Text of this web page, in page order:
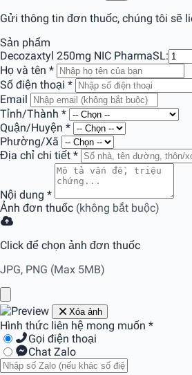
Gửi thông tin đơn thuốc, chúng tôi sẽ
Sản phẩm
Decozaxtyl 250mg NIC PharmaSL:
Họ và tên *
Số điện thoại *
Email
Tỉnh/Thành *
Quận/Huyện *
Phường/Xã
Địa chỉ chi tiết *
Nội dung *
Ảnh đơn thuốc (không bắt buộc)
Click để chọn ảnh đơn thuốc
JPG, PNG (Max 5MB)
Xóa ảnh
Hình thức liên hệ mong muốn *
Gọi điện thoại
Chat Zalo